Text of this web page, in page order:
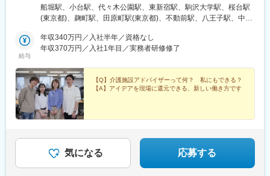
━━【配属エリア】━━＜1＞北海道・東北／北海道、岩手※、宮
城、福島＜2＞北関東／茨城、栃木、群馬＜3＞首都圏／東京、神
岡、岐阜＜6＞関西／大阪、京都、兵庫、和歌山、奈良※＜7＞中
四国／広島※、岡山※＜8＞九州／福岡、熊本※、長崎※、大分※、鹿
長期的に築くことができます！（※印のエリアは経験者のみ採用中
です）☆勤務地住所は一例となります。━━【転居希望者向けの
働き方も】━━将来的に地元を離れたい方は、半年ほど地元勤務
後、東京神奈川など首都圏への転勤も可能！移住支援制度（費用
会社負担）もあり、早期キャリアアップも見込めます！
船堀駅、小台駅、代々木公園駅、東新宿駅、駒沢大学駅、桜台駅
(東京都)、麹町駅、田原町駅(東京都)、不動前駅、八王子駅、中野
駅(函館本線)、新道東駅、西２８丁目駅、郡山駅(福島県)、愛子
駅、北仙台駅、泉中央駅、作並駅、境町駅、高崎駅、東武宇都宮
駅、和光市駅、岩槻駅、志久駅、戸塚安行駅、久喜駅、浜野駅、
六実駅、常盤平駅、みどり台駅、柏駅、小机駅、古淵駅、高座渋
谷駅、横浜駅、辻堂駅、淵野辺駅、いずみ中央駅、越後赤塚駅、
新潟駅、見附駅、名鉄岐阜駅、松本駅、積志駅、東静岡駅、桜橋
駅(静岡県)、小垣江駅、北新川駅、神領駅、名鉄名古屋駅、小野駅
駅、神宮丸太町駅、古市駅(大阪府)、大日駅、門真南駅、瑞光四丁
目駅、星ケ丘駅(大阪府)、城北公園通駅、南巽駅、崇禅寺駅、尼崎
駅(阪神線)、山陽天満駅、加古川駅、新神戸駅、住吉駅(兵庫県・
東海道)、香櫨園駅、中山寺駅、大久保駅(兵庫県)、舞子公園駅、
給与
年収340万円／入社半年／資格なし
年収370万円／入社1年目／実務者研修修了
【Q】介護施設アドバイザーって何？ 私にもできる？
【A】アイデアを現場に還元できる、新しい働き方です
気になる 応募する